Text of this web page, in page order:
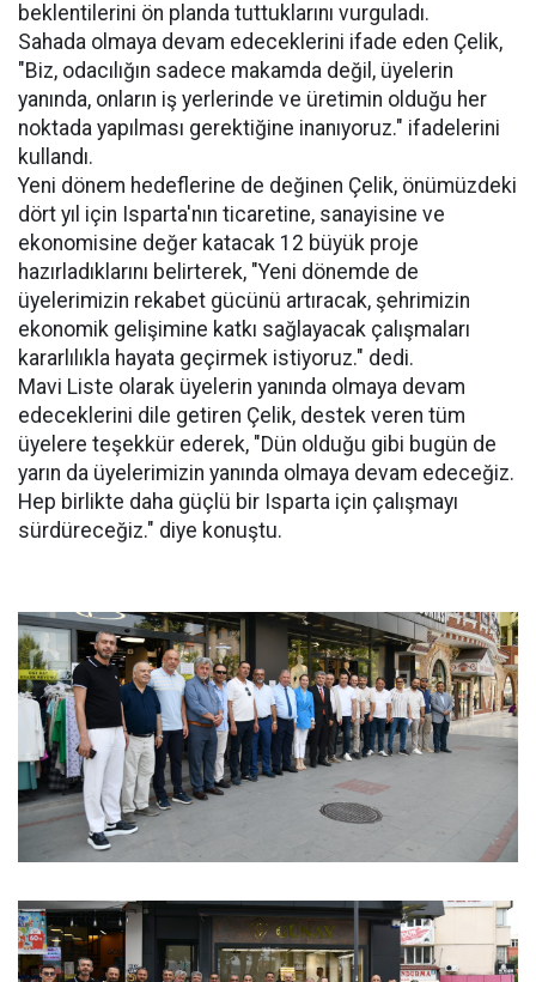
beklentilerini ön planda tuttuklarını vurguladı.
Sahada olmaya devam edeceklerini ifade eden Çelik,
"Biz, odacılığın sadece makamda değil, üyelerin
yanında, onların iş yerlerinde ve üretimin olduğu her
noktada yapılması gerektiğine inanıyoruz." ifadelerini
kullandı.
Yeni dönem hedeflerine de değinen Çelik, önümüzdeki
dört yıl için Isparta'nın ticaretine, sanayisine ve
ekonomisine değer katacak 12 büyük proje
hazırladıklarını belirterek, "Yeni dönemde de
üyelerimizin rekabet gücünü artıracak, şehrimizin
ekonomik gelişimine katkı sağlayacak çalışmaları
kararlılıkla hayata geçirmek istiyoruz." dedi.
Mavi Liste olarak üyelerin yanında olmaya devam
edeceklerini dile getiren Çelik, destek veren tüm
üyelere teşekkür ederek, "Dün olduğu gibi bugün de
yarın da üyelerimizin yanında olmaya devam edeceğiz.
Hep birlikte daha güçlü bir Isparta için çalışmayı
sürdüreceğiz." diye konuştu.